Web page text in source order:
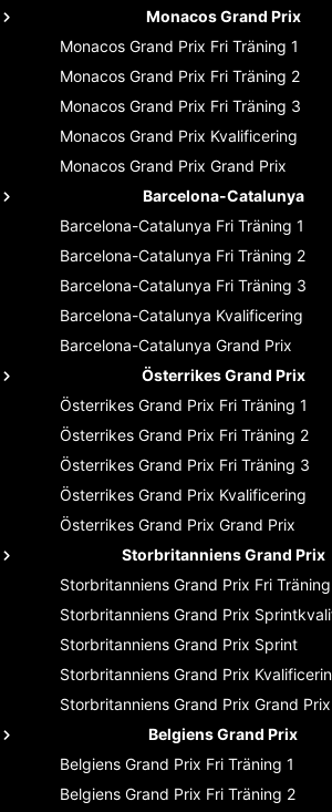
Monacos Grand Prix
Monacos Grand Prix Fri Träning 1
Monacos Grand Prix Fri Träning 2
Monacos Grand Prix Fri Träning 3
Monacos Grand Prix Kvalificering
Monacos Grand Prix Grand Prix
Barcelona-Catalunya
Barcelona-Catalunya Fri Träning 1
Barcelona-Catalunya Fri Träning 2
Barcelona-Catalunya Fri Träning 3
Barcelona-Catalunya Kvalificering
Barcelona-Catalunya Grand Prix
Österrikes Grand Prix
Österrikes Grand Prix Fri Träning 1
Österrikes Grand Prix Fri Träning 2
Österrikes Grand Prix Fri Träning 3
Österrikes Grand Prix Kvalificering
Österrikes Grand Prix Grand Prix
Storbritanniens Grand Prix
Storbritanniens Grand Prix Fri Träning
Storbritanniens Grand Prix
Storbritanniens Grand Prix Sprint
Storbritanniens Grand Prix
Storbritanniens Grand Prix Grand Prix
Belgiens Grand Prix
Belgiens Grand Prix Fri Träning 1
Belgiens Grand Prix Fri Träning 2